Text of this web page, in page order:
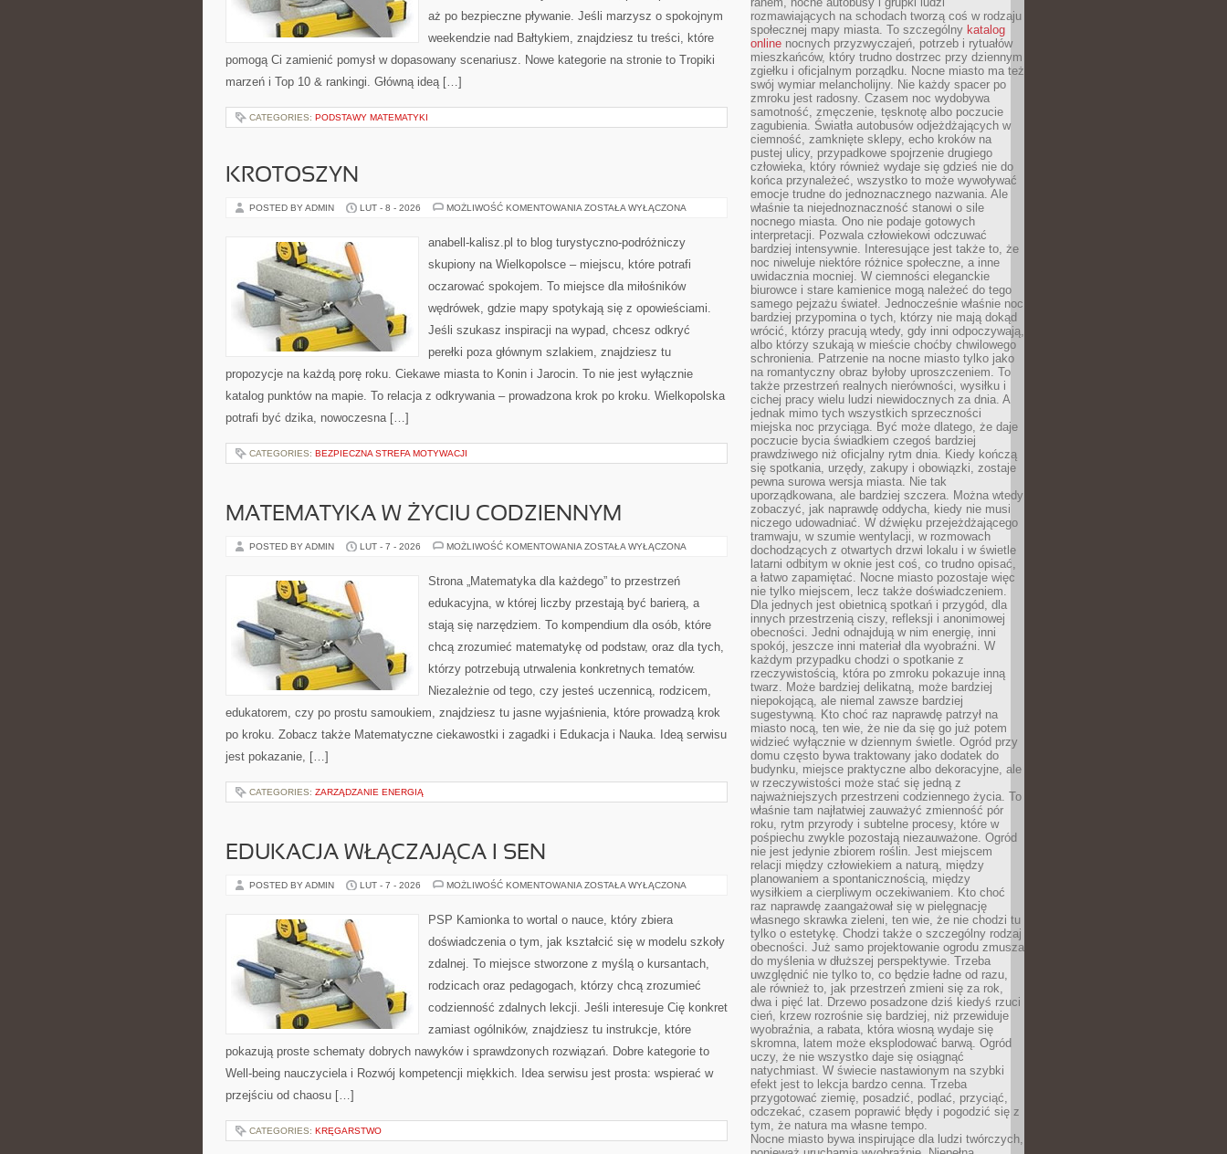
aż po bezpieczne pływanie. Jeśli marzysz o spokojnym
weekendzie nad Bałtykiem, znajdziesz tu treści, które
pomogą Ci zamienić pomysł w dopasowany scenariusz. Nowe kategorie na stronie to Tropiki
marzeń i Top 10 & rankingi. Główną ideą […]
CATEGORIES: PODSTAWY MATEMATYKI
KROTOSZYN
POSTED BY ADMIN LUT - 8 - 2026 MOŻLIWOŚĆ KOMENTOWANIA KROTOSZYN
ZOSTAŁA WYŁĄCZONA
anabell-kalisz.pl to blog turystyczno-podróżniczy
skupiony na Wielkopolsce – miejscu, które potrafi
oczarować spokojem. To miejsce dla miłośników
wędrówek, gdzie mapy spotykają się z opowieściami.
Jeśli szukasz inspiracji na wypad, chcesz odkryć
perełki poza głównym szlakiem, znajdziesz tu
propozycje na każdą porę roku. Ciekawe miasta to Konin i Jarocin. To nie jest wyłącznie
katalog punktów na mapie. To relacja z odkrywania – prowadzona krok po kroku. Wielkopolska
potrafi być dzika, nowoczesna […]
CATEGORIES: BEZPIECZNA STREFA MOTYWACJI
MATEMATYKA W ŻYCIU CODZIENNYM
POSTED BY ADMIN LUT - 7 - 2026 MOŻLIWOŚĆ KOMENTOWANIA MATEMATYKA
CODZIENNYM
ZOSTAŁA WYŁĄCZONA
Strona „Matematyka dla każdego” to przestrzeń
edukacyjna, w której liczby przestają być barierą, a
stają się narzędziem. To kompendium dla osób, które
chcą zrozumieć matematykę od podstaw, oraz dla tych,
którzy potrzebują utrwalenia konkretnych tematów.
Niezależnie od tego, czy jesteś uczennicą, rodzicem,
edukatorem, czy po prostu samoukiem, znajdziesz tu jasne wyjaśnienia, które prowadzą krok
po kroku. Zobacz także Matematyczne ciekawostki i zagadki i Edukacja i Nauka. Ideą serwisu
jest pokazanie, […]
CATEGORIES: ZARZĄDZANIE ENERGIĄ
EDUKACJA WŁĄCZAJĄCA I SEN
POSTED BY ADMIN LUT - 7 - 2026 MOŻLIWOŚĆ KOMENTOWANIA EDUKACJA
ZOSTAŁA WYŁĄCZONA
PSP Kamionka to wortal o nauce, który zbiera
doświadczenia o tym, jak kształcić się w modelu szkoły
zdalnej. To miejsce stworzone z myślą o kursantach,
rodzicach oraz pedagogach, którzy chcą zrozumieć
codzienność zdalnych lekcji. Jeśli interesuje Cię konkret
zamiast ogólników, znajdziesz tu instrukcje, które
pokazują proste schematy dobrych nawyków i sprawdzonych rozwiązań. Dobre kategorie to
Well-being nauczyciela i Rozwój kompetencji miękkich. Idea serwisu jest prosta: wspierać w
przejściu od chaosu […]
CATEGORIES: KRĘGARSTWO
rozmawiających na schodach tworzą coś w rodzaju
społecznej mapy miasta. To szczególny katalog
online nocnych przyzwyczajeń, potrzeb i rytuałów
mieszkańców, który trudno dostrzec przy dziennym
zgiełku i oficjalnym porządku. Nocne miasto ma też
swój wymiar melancholijny. Nie każdy spacer po
zmroku jest radosny. Czasem noc wydobywa
samotność, zmęczenie, tęsknotę albo poczucie
zagubienia. Światła autobusów odjeżdżających w
ciemność, zamknięte sklepy, echo kroków na
pustej ulicy, przypadkowe spojrzenie drugiego
człowieka, który również wydaje się gdzieś nie do
końca przynależeć, wszystko to może wywoływać
emocje trudne do jednoznacznego nazwania. Ale
właśnie ta niejednoznaczność stanowi o sile
nocnego miasta. Ono nie podaje gotowych
interpretacji. Pozwala człowiekowi odczuwać
bardziej intensywnie. Interesujące jest także to, że
noc niweluje niektóre różnice społeczne, a inne
uwidacznia mocniej. W ciemności eleganckie
biurowce i stare kamienice mogą należeć do tego
samego pejzażu świateł. Jednocześnie właśnie noc
bardziej przypomina o tych, którzy nie mają dokąd
wrócić, którzy pracują wtedy, gdy inni odpoczywają,
albo którzy szukają w mieście choćby chwilowego
schronienia. Patrzenie na nocne miasto tylko jako
na romantyczny obraz byłoby uproszczeniem. To
także przestrzeń realnych nierówności, wysiłku i
cichej pracy wielu ludzi niewidocznych za dnia. A
jednak mimo tych wszystkich sprzeczności
miejska noc przyciąga. Być może dlatego, że daje
poczucie bycia świadkiem czegoś bardziej
prawdziwego niż oficjalny rytm dnia. Kiedy kończą
się spotkania, urzędy, zakupy i obowiązki, zostaje
pewna surowa wersja miasta. Nie tak
uporządkowana, ale bardziej szczera. Można wtedy
zobaczyć, jak naprawdę oddycha, kiedy nie musi
niczego udowadniać. W dźwięku przejeżdżającego
tramwaju, w szumie wentylacji, w rozmowach
dochodzących z otwartych drzwi lokalu i w świetle
latarni odbitym w oknie jest coś, co trudno opisać,
a łatwo zapamiętać. Nocne miasto pozostaje więc
nie tylko miejscem, lecz także doświadczeniem.
Dla jednych jest obietnicą spotkań i przygód, dla
innych przestrzenią ciszy, refleksji i anonimowej
obecności. Jedni odnajdują w nim energię, inni
spokój, jeszcze inni materiał dla wyobraźni. W
każdym przypadku chodzi o spotkanie z
rzeczywistością, która po zmroku pokazuje inną
twarz. Może bardziej delikatną, może bardziej
niepokojącą, ale niemal zawsze bardziej
sugestywną. Kto choć raz naprawdę patrzył na
miasto nocą, ten wie, że nie da się go już potem
widzieć wyłącznie w dziennym świetle. Ogród przy
domu często bywa traktowany jako dodatek do
budynku, miejsce praktyczne albo dekoracyjne, ale
w rzeczywistości może stać się jedną z
najważniejszych przestrzeni codziennego życia. To
właśnie tam najłatwiej zauważyć zmienność pór
roku, rytm przyrody i subtelne procesy, które w
pośpiechu zwykle pozostają niezauważone. Ogród
nie jest jedynie zbiorem roślin. Jest miejscem
relacji między człowiekiem a naturą, między
planowaniem a spontanicznością, między
wysiłkiem a cierpliwym oczekiwaniem. Kto choć
raz naprawdę zaangażował się w pielęgnację
własnego skrawka zieleni, ten wie, że nie chodzi tu
tylko o estetykę. Chodzi także o szczególny rodzaj
obecności. Już samo projektowanie ogrodu zmusza
do myślenia w dłuższej perspektywie. Trzeba
uwzględnić nie tylko to, co będzie ładne od razu,
ale również to, jak przestrzeń zmieni się za rok,
dwa i pięć lat. Drzewo posadzone dziś kiedyś rzuci
cień, krzew rozrośnie się bardziej, niż przewiduje
wyobraźnia, a rabata, która wiosną wydaje się
skromna, latem może eksplodować barwą. Ogród
uczy, że nie wszystko daje się osiągnąć
natychmiast. W świecie nastawionym na szybki
efekt jest to lekcja bardzo cenna. Trzeba
przygotować ziemię, posadzić, podlać, przyciąć,
odczekać, czasem poprawić błędy i pogodzić się z
tym, że natura ma własne tempo.
Nocne miasto bywa inspirujące dla ludzi twórczych,